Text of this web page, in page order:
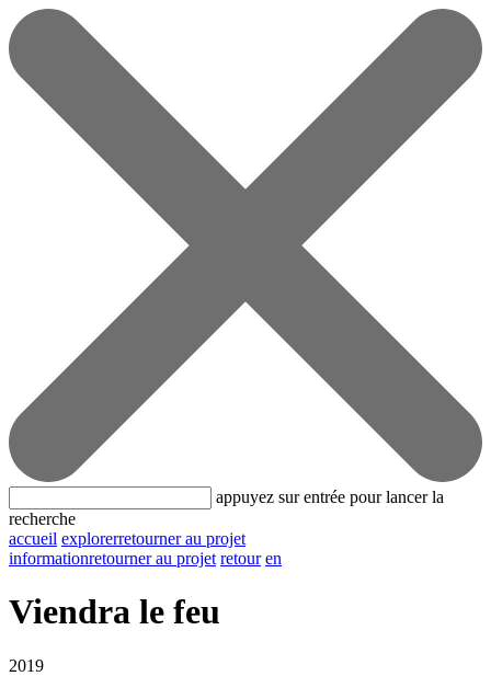
appuyez sur entrée pour lancer la
recherche
accueil explorerretourner au projet
informationretourner au projet retour en
Viendra le feu
2019